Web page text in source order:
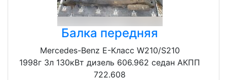
Балка передняя
Mercedes-Benz E-Класс W210/S210
1998г 3л 130кВт дизель 606.962 седан АКПП
722.608